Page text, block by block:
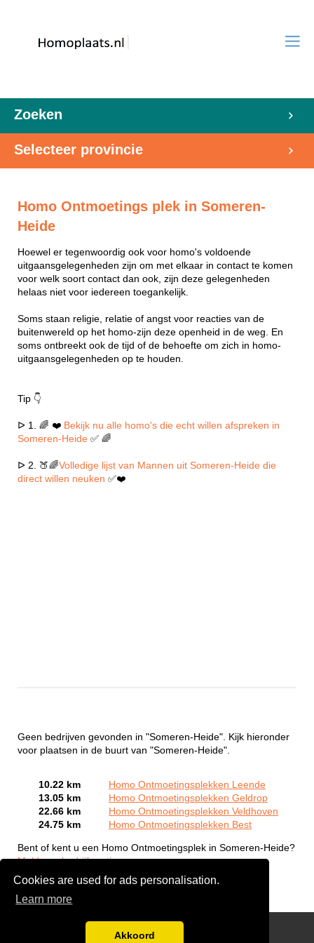
Cookies are used for ads personalisation.
Learn more
Akkoord
Zoeken
Selecteer provincie
Homo Ontmoetings plek in Someren-
Heide
Hoewel er tegenwoordig ook voor homo's voldoende
uitgaansgelegenheden zijn om met elkaar in contact te komen
voor welk soort contact dan ook, zijn deze gelegenheden
helaas niet voor iedereen toegankelijk.
Soms staan religie, relatie of angst voor reacties van de
buitenwereld op het homo-zijn deze openheid in de weg. En
soms ontbreekt ook de tijd of de behoefte om zich in homo-
uitgaansgelegenheden op te houden.
Tip 👇
ᐅ 1. 🌈 ❤️ Bekijk nu alle homo's die echt willen afspreken in
Someren-Heide ✅ 🌈
ᐅ 2. 🍑🌈Volledige lijst van Mannen uit Someren-Heide die
direct willen neuken ✅❤️
Geen bedrijven gevonden in "Someren-Heide". Kijk hieronder
voor plaatsen in de buurt van "Someren-Heide".
10.22 km
Homo Ontmoetingsplekken Leende
13.05 km
Homo Ontmoetingsplekken Geldrop
22.66 km
Homo Ontmoetingsplekken Veldhoven
24.75 km
Homo Ontmoetingsplekken Best
Bent of kent u een Homo Ontmoetingsplek in Someren-Heide?
Meld een bedrijf gratis aan